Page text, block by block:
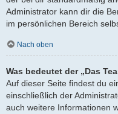
Administrator kann dir die
im persönlichen Bereich
Nach oben
Was bedeutet der „Das
Auf dieser Seite findest du
einschließlich der
auch weitere Informationen